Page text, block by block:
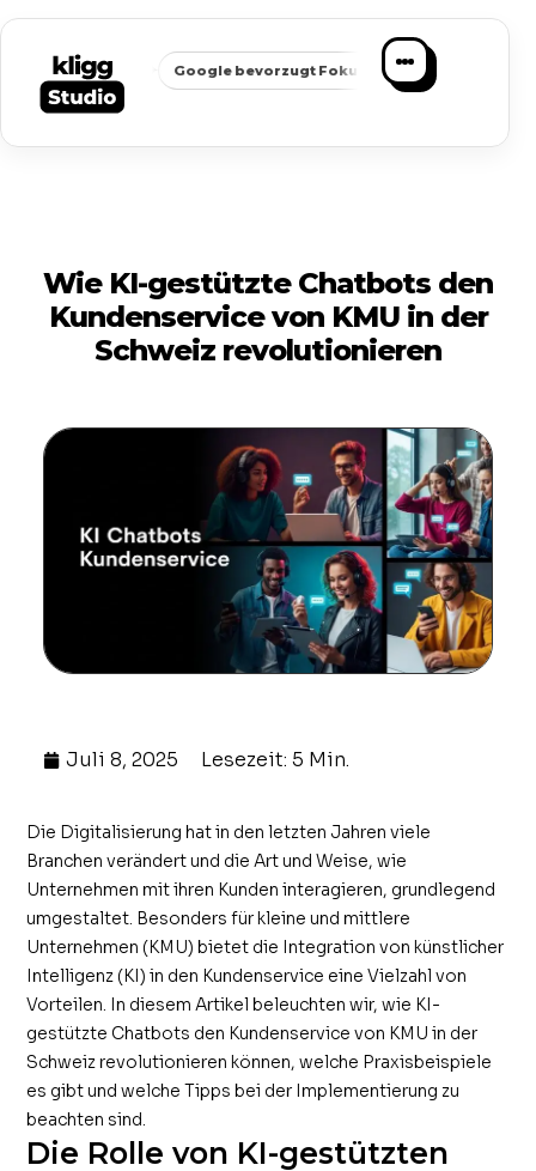
✦ Google bevorzugt Fokus ✦ Passende Anfragen
Wie KI-gestützte Chatbots den
Kundenservice von KMU in der
Schweiz revolutionieren
Juli 8, 2025 Lesezeit: 5 Min.
Die Digitalisierung hat in den letzten Jahren viele
Branchen verändert und die Art und Weise, wie
Unternehmen mit ihren Kunden interagieren, grundlegend
umgestaltet. Besonders für kleine und mittlere
Unternehmen (KMU) bietet die Integration von künstlicher
Intelligenz (KI) in den Kundenservice eine Vielzahl von
Vorteilen. In diesem Artikel beleuchten wir, wie KI-
gestützte Chatbots den Kundenservice von KMU in der
Schweiz revolutionieren können, welche Praxisbeispiele
es gibt und welche Tipps bei der Implementierung zu
beachten sind.
Die Rolle von KI-gestützten